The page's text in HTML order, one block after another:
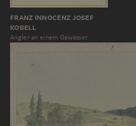
FRANZ INNOCENZ JOSEF
KOBELL
Angler an einem Gewässer